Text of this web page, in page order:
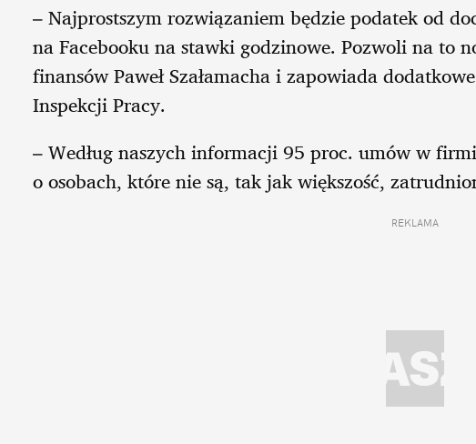
– Najprostszym rozwiązaniem będzie podatek od
na Facebooku na stawki godzinowe. Pozwoli na to
finansów Paweł Szałamacha i zapowiada
Inspekcji Pracy.
– Według naszych informacji 95 proc. umów w
o osobach, które nie są, tak jak większość,
REKLAMA